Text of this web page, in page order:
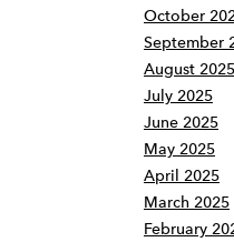
October
September
August 2025
July 2025
June 2025
May 2025
April 2025
March 2025
February